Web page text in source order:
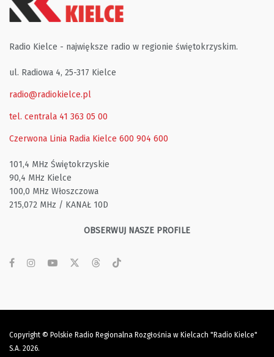
Radio Kielce - największe radio w regionie świętokrzyskim.
ul. Radiowa 4, 25-317 Kielce
radio@radiokielce.pl
tel. centrala 41 363 05 00
Czerwona Linia Radia Kielce 600 904 600
101,4 MHz Świętokrzyskie
90,4 MHz Kielce
100,0 MHz Włoszczowa
215,072 MHz / KANAŁ 10D
OBSERWUJ NASZE PROFILE
Copyright © Polskie Radio Regionalna Rozgłośnia w Kielcach "Radio Kielce"
S.A. 2026.